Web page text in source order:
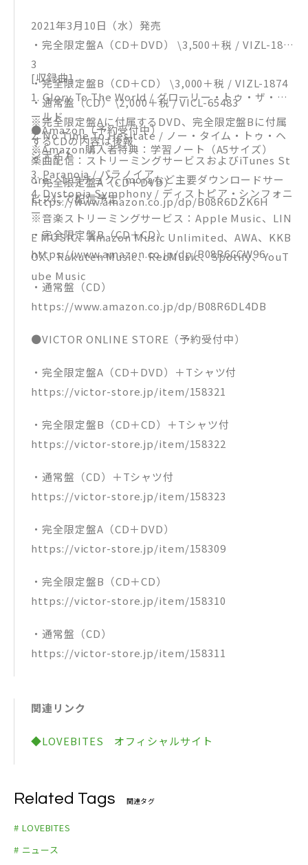
2021年3月10日（水）発売
・完全限定盤A（CD＋DVD） \3,500＋税 / VIZL-187
3
・完全限定盤B（CD＋CD） \3,000＋税 / VIZL-1874
・通常盤（CD） \2,000＋税 / VICL-65483
※完全限定盤Aに付属するDVD、完全限定盤Bに付属
するCDの内容は後報
楽曲配信：ストリーミングサービスおよびiTunes St
ore、レコチョク、moraなど主要ダウンロードサー
ビスにて配信予定
※音楽ストリーミングサービス：Apple Music、LIN
E MUSIC、Amazon Music Unlimited、AWA、KKB
OX、Rakuten Music、RecMusic、Spotify、YouT
ube Music
[収録曲]
1. Glory To The World / グローリー・トゥ・ザ・ワ
ールド
2. No Time To Hesitate / ノー・タイム・トゥ・ヘ
ジテイト
3. Paranoia / パラノイア
4. Dystopia Symphony / ディストピア・シンフォニ
ー
●Amazon（予約受付中）
※Amazon購入者特典：学習ノート（A5サイズ）
・完全限定盤A（CD＋DVD）
https://www.amazon.co.jp/dp/B08R6DZK6H
・完全限定盤B（CD＋CD）
https://www.amazon.co.jp/dp/B08R6CCW96
・通常盤（CD）
https://www.amazon.co.jp/dp/B08R6DL4DB
●VICTOR ONLINE STORE（予約受付中）
・完全限定盤A（CD＋DVD）＋Tシャツ付
https://victor-store.jp/item/158321
・完全限定盤B（CD＋CD）＋Tシャツ付
https://victor-store.jp/item/158322
・通常盤（CD）＋Tシャツ付
https://victor-store.jp/item/158323
・完全限定盤A（CD＋DVD）
https://victor-store.jp/item/158309
・完全限定盤B（CD＋CD）
https://victor-store.jp/item/158310
・通常盤（CD）
https://victor-store.jp/item/158311
関連リンク
◆LOVEBITES オフィシャルサイト
Related Tags 関連タグ
# LOVEBITES
# ニュース